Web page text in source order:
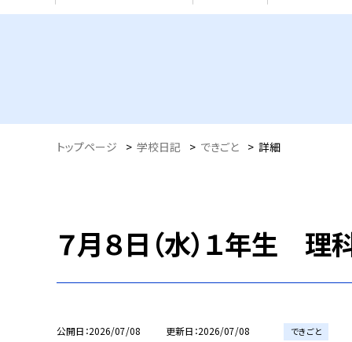
トップページ > 学校日記 > できごと > 詳細
７月８日（水）１年生 理
公開日 2026/07/08 更新日 2026/07/08 できごと